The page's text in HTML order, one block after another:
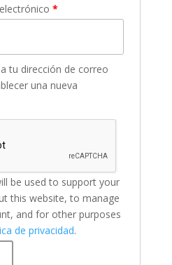
*
tu dirección de correo
una nueva
be used to support your
this website, to manage
and for other purposes
de privacidad.